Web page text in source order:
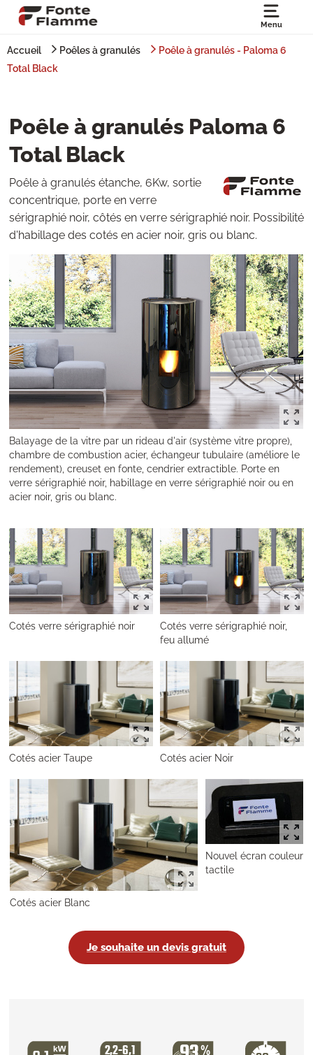
Menu
Accueil Poêles à granulés
Poêle à granulés - Paloma 6
Total Black
Poêle à granulés Paloma 6
Total Black
Poêle à granulés étanche, 6Kw, sortie
concentrique, porte en verre
sérigraphié noir, côtés en verre sérigraphié noir. Possibilité
d'habillage des cotés en acier noir, gris ou blanc.
Balayage de la vitre par un rideau d'air (système vitre propre),
chambre de combustion acier, échangeur tubulaire (améliore le
rendement), creuset en fonte, cendrier extractible. Porte en
verre sérigraphié noir, habillage en verre sérigraphié noir ou en
acier noir, gris ou blanc.
Cotés verre sérigraphié noir
Cotés verre sérigraphié noir,
feu allumé
Cotés acier Taupe Cotés acier Noir
Cotés acier Blanc
Nouvel écran couleur
tactile
Je souhaite un devis gratuit